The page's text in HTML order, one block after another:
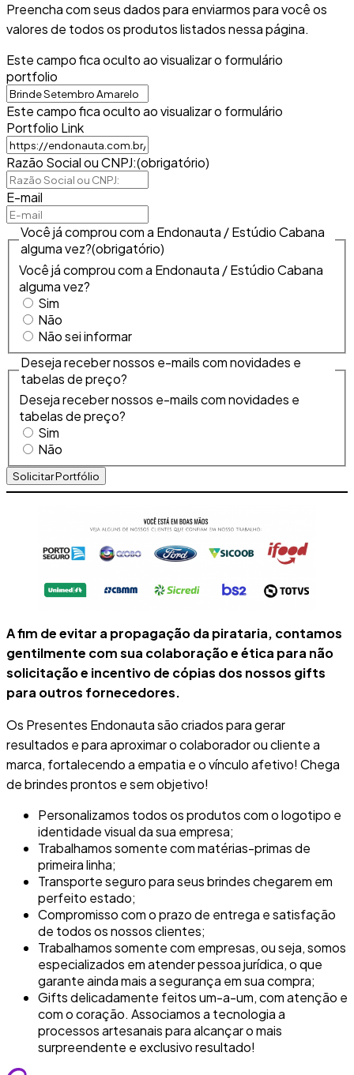
Preencha com seus dados para enviarmos para você os
valores de todos os produtos listados nessa página.
Este campo fica oculto ao visualizar o formulário
portfolio
Este campo fica oculto ao visualizar o formulário
Portfolio Link
Razão Social ou CNPJ:(obrigatório)
E-mail
Você já comprou com a Endonauta / Estúdio Cabana
alguma vez?(obrigatório)
Você já comprou com a Endonauta / Estúdio Cabana
alguma vez?
Sim
Não
Não sei informar
Deseja receber nossos e-mails com novidades e
tabelas de preço?
Deseja receber nossos e-mails com novidades e
tabelas de preço?
Sim
Não
A fim de evitar a propagação da pirataria, contamos
gentilmente com sua colaboração e ética para não
solicitação e incentivo de cópias dos nossos gifts
para outros fornecedores.
Os Presentes Endonauta são criados para gerar
resultados e para aproximar o colaborador ou cliente a
marca, fortalecendo a empatia e o vínculo afetivo! Chega
de brindes prontos e sem objetivo!
Personalizamos todos os produtos com o logotipo e
identidade visual da sua empresa;
Trabalhamos somente com matérias-primas de
primeira linha;
Transporte seguro para seus brindes chegarem em
perfeito estado;
Compromisso com o prazo de entrega e satisfação
de todos os nossos clientes;
Trabalhamos somente com empresas, ou seja, somos
especializados em atender pessoa jurídica, o que
garante ainda mais a segurança em sua compra;
Gifts delicadamente feitos um-a-um, com atenção e
com o coração. Associamos a tecnologia a
processos artesanais para alcançar o mais
surpreendente e exclusivo resultado!